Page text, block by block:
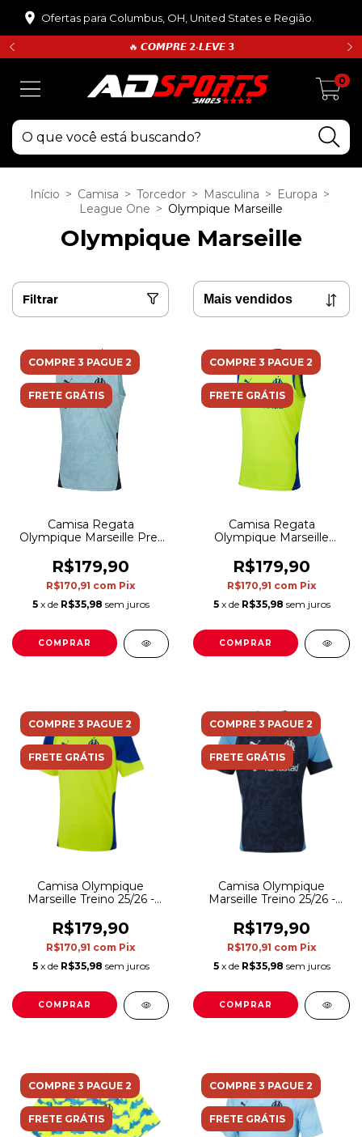
Ofertas para Columbus, OH, United States e Região.
🔥 𝘾𝙊𝙈𝙋𝙍𝙀 𝟮•𝙇𝙀𝙑𝙀 𝟯
0
Início > Camisa > Torcedor > Masculina > Europa >
League One > Olympique Marseille
Olympique Marseille
Filtrar
COMPRE 3 PAGUE 2
FRETE GRÁTIS
Camisa Regata
Olympique Marseille Pre-
Puma Masculina - Azul
R$179,90
R$170,91 com Pix
5 x de R$35,98 sem juros
COMPRAR
COMPRE 3 PAGUE 2
FRETE GRÁTIS
Camisa Regata
Olympique Marseille
Puma Masculina - Verde e
azul
R$179,90
R$170,91 com Pix
5 x de R$35,98 sem juros
COMPRAR
COMPRE 3 PAGUE 2
FRETE GRÁTIS
Camisa Olympique
Marseille Treino 25/26 -
- Verde e azul
R$179,90
R$170,91 com Pix
5 x de R$35,98 sem juros
COMPRAR
COMPRE 3 PAGUE 2
FRETE GRÁTIS
Camisa Olympique
Marseille Treino 25/26 -
- Azul
R$179,90
R$170,91 com Pix
5 x de R$35,98 sem juros
COMPRAR
COMPRE 3 PAGUE 2
FRETE GRÁTIS
COMPRE 3 PAGUE 2
FRETE GRÁTIS